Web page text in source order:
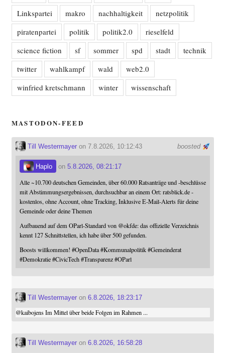
Linkspartei makro nachhaltigkeit
netzpolitik
piratenpartei
politik politik2.0
rieselfeld
science fiction
sf sommer spd stadt
technik
twitter
wahlkampf wald
web2.0
winfried kretschmann
winter wissenschaft
MASTODON-FEED
boosted
Till Westermayeron 7.8.2026, 10:12:43
Haplo on 5.8.2026, 08:21:17
Alle ~10.700 deutschen Gemeinden, über 60.000 Ratsanträge und -beschlüsse
mit Abstimmungsergebnissen, durchsuchbar an einem Ort: ratsblick.de -
kostenlos, ohne Account, ohne Tracking, Inklusive E-Mail-Alerts für deine
Gemeinde oder deine Themen
Aufbauend auf dem OParl-Standard von @okfde: das offizielle Verzeichnis
kennt 127 Schnittstellen, ich habe über 500 gefunden.
Boosts willkommen! #OpenData #Kommunalpolitik #Gemeinderat
#Demokratie #CivicTech #Transparenz #OParl
Till Westermayeron 6.8.2026, 18:23:17
@kaibojensIm Mittel über beide Folgen im Rahmen ...
Till Westermayeron 6.8.2026, 16:58:28